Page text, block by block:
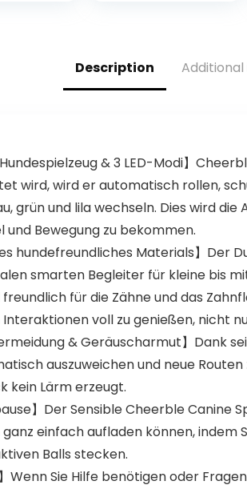
34
Attachmen
t Straps –
Seat for the
Back Seat
in the Car (L
Size, Black)
Description
& 3 LED-Modi】
wird, wird er automatisch rollen,
grün und lila wechseln. Dies wird
und Bewegung zu bekommen.
hundefreundliches Materials】Der
smarten Begleiter für kleine bis
für die Zähne und das
voll zu genießen, nicht
& Geräuscharmut】Dank
auszuweichen und neue
kein Lärm erzeugt.
】Der Sensible Cheerble
ganz einfach aufladen können,
Balls stecken.
Wenn Sie Hilfe benötigen oder